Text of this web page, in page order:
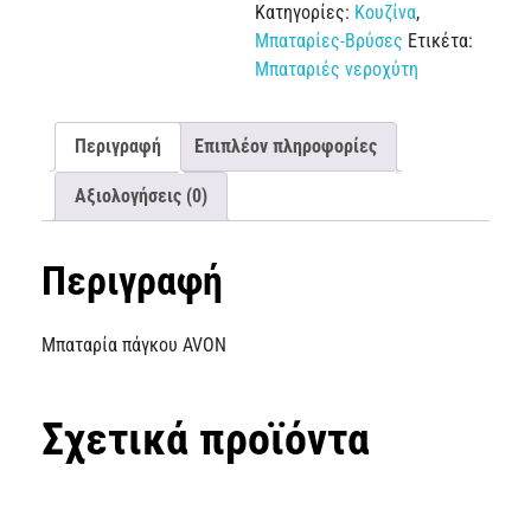
Κατηγορίες: Κουζίνα,
Μπαταρίες-Βρύσες Ετικέτα:
Μπαταριές νεροχύτη
Περιγραφή Επιπλέον πληροφορίες
Αξιολογήσεις (0)
Περιγραφή
Μπαταρία πάγκου AVON
Σχετικά προϊόντα